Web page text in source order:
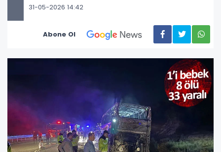
31-05-2026 14:42
Abone Ol